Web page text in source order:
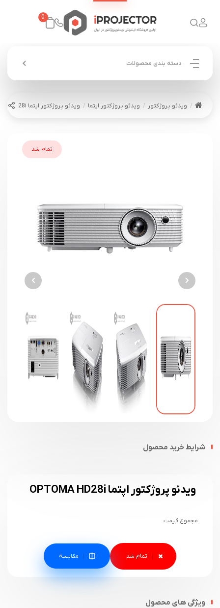
0
دسته بندی محصولات
ویدئو پروژکتور ویدئو پروژکتور اپتما ویدئو پروژکتور اپتما OPTOMA HD28i
تمام شد
شرایط خرید محصول
ویدئو پروژکتور اپتما OPTOMA HD28i
مجموع قیمت
مقایسه
ویژگی های محصول